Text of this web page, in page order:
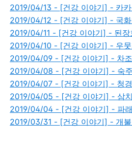
2019/04/13 - [건강 이야기] - 카카
2019/04/12 - [건강 이야기] - 국
2019/04/11 - [건강 이야기] - 된장
2019/04/10 - [건강 이야기] - 우뭇
2019/04/09 - [건강 이야기] - 차
2019/04/08 - [건강 이야기] - 숙
2019/04/07 - [건강 이야기] - 청
2019/04/05 - [건강 이야기] - 삼
2019/04/04 - [건강 이야기] - 파
2019/03/31 - [건강 이야기] - 개